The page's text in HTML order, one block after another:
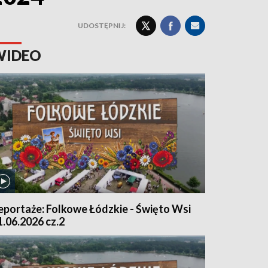
UDOSTĘPNIJ:
Folkowe Łódzkie - Święto Wsi
cz.2